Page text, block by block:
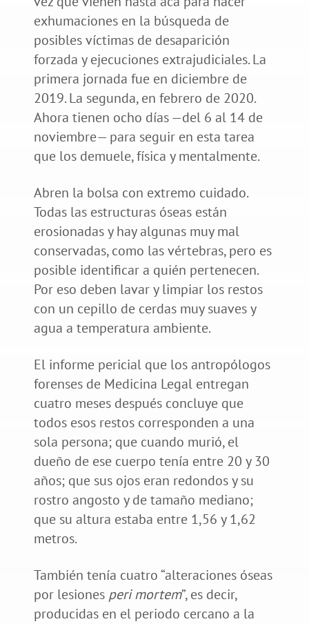
exhumaciones en la búsqueda de
posibles víctimas de desaparición
forzada y ejecuciones extrajudiciales. La
primera jornada fue en diciembre de
2019. La segunda, en febrero de 2020.
Ahora tienen ocho días —del 6 al 14 de
noviembre— para seguir en esta tarea
que los demuele, física y mentalmente.
Abren la bolsa con extremo cuidado.
Todas las estructuras óseas están
erosionadas y hay algunas muy mal
conservadas, como las vértebras, pero es
posible identificar a quién pertenecen.
Por eso deben lavar y limpiar los restos
con un cepillo de cerdas muy suaves y
agua a temperatura ambiente.
El informe pericial que los antropólogos
forenses de Medicina Legal entregan
cuatro meses después concluye que
todos esos restos corresponden a una
sola persona; que cuando murió, el
dueño de ese cuerpo tenía entre 20 y 30
años; que sus ojos eran redondos y su
rostro angosto y de tamaño mediano;
que su altura estaba entre 1,56 y 1,62
metros.
También tenía cuatro “alteraciones óseas
por lesiones peri mortem”, es decir,
producidas en el periodo cercano a la